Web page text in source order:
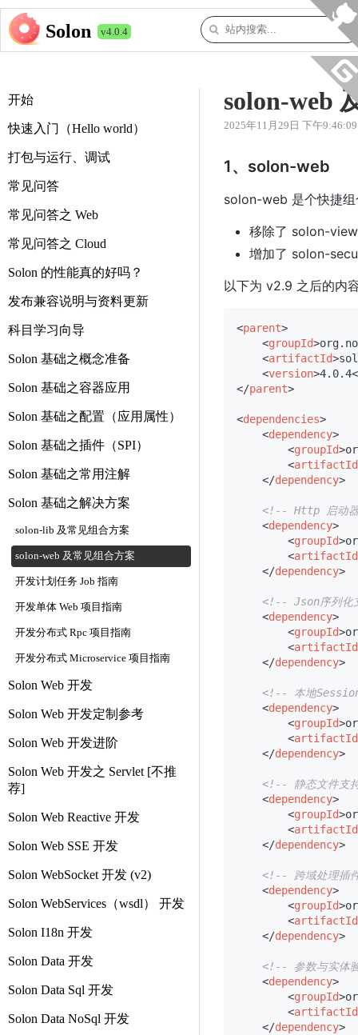
Solon v4.0.4
开始
快速入门（Hello world）
打包与运行、调试
常见问答
常见问答之 Web
常见问答之 Cloud
Solon 的性能真的好吗？
发布兼容说明与资料更新
科目学习向导
Solon 基础之概念准备
Solon 基础之容器应用
Solon 基础之配置（应用属性）
Solon 基础之插件（SPI）
Solon 基础之常用注解
Solon 基础之解决方案
solon-lib 及常见组合方案
solon-web 及常见组合方案
开发计划任务 Job 指南
开发单体 Web 项目指南
开发分布式 Rpc 项目指南
开发分布式 Microservice 项目指南
Solon Web 开发
Solon Web 开发定制参考
Solon Web 开发进阶
Solon Web 开发之 Servlet [不推
荐]
Solon Web Reactive 开发
Solon Web SSE 开发
Solon WebSocket 开发 (v2)
Solon WebServices（wsdl） 开发
Solon I18n 开发
Solon Data 开发
Solon Data Sql 开发
Solon Data NoSql 开发
solon-web
2025年11月29日 下午9:46:09
1、solon-web
solon-web 是个快捷
移除了 solon-
增加了 solon-
以下为 v2.9 之后的内
<parent>
<groupId>
<artifactId>
<version>4.0.4
</parent>
<dependencies>
<dependency>
<groupId>
<artifactId
</dependency>
<!-- Http 启动
<dependency>
<groupId>
<artifactId
</dependency>
<!-- Json序列化
<dependency>
<groupId>
<artifactId
</dependency>
<!-- 本地
<dependency>
<groupId>
<artifactId
</dependency>
<!-- 静态文件支
<dependency>
<groupId>
<artifactId
</dependency>
<!-- 跨域处理插
<dependency>
<groupId>
<artifactId
</dependency>
<!-- 参数与实体
<dependency>
<groupId>
<artifactId
</dependency>